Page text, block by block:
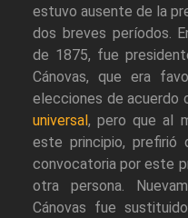
estuvo ausente de la
dos breves períodos.
de 1875, fue
Cánovas, que era
elecciones de acuerdo
universal , pero que al
este principio, prefirió
convocatoria por este
otra persona.
Cánovas fue